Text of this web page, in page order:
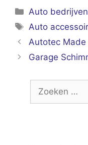
Categorieën
Auto bedrijven
Tags
Auto
Autotec Made
Garage
Zoek